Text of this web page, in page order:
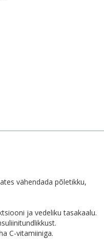
vähendada põletikku,
ja vedeliku tasakaalu.
C-vitamiiniga.